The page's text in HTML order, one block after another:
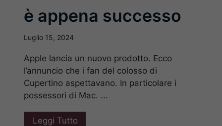
è appena successo
Luglio 15, 2024
Apple lancia un nuovo prodotto. Ecco
l’annuncio che i fan del colosso di
Cupertino aspettavano. In particolare i
possessori di Mac. ...
Leggi Tutto